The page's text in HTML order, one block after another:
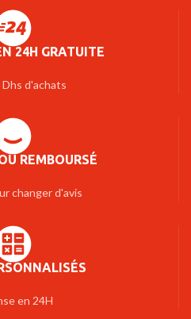
24H GRATUITE
d'achats
REMBOURSÉ
changer d'avis
en 24H